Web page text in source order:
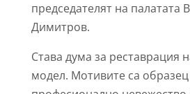
председателят на палатата
Димитров.
Става дума за реставрация
модел. Мотивите са